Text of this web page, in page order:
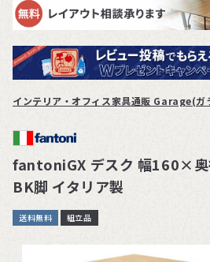
インテリア・オフィス家具通販 Garage(ガ
fantoniGX デスク 幅160×
BK脚 イタリア製
送料無料 組立品